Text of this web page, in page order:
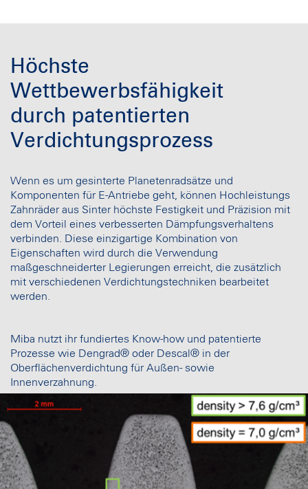
Höchste
Wettbewerbsfähigkeit
durch patentierten
Verdichtungsprozess
Wenn es um gesinterte Planetenradsätze und
Komponenten für E-Antriebe geht, können Hochleistungs
Zahnräder aus Sinter höchste Festigkeit und Präzision mit
dem Vorteil eines verbesserten Dämpfungsverhaltens
verbinden. Diese einzigartige Kombination von
Eigenschaften wird durch die Verwendung
maßgeschneiderter Legierungen erreicht, die zusätzlich
mit verschiedenen Verdichtungstechniken bearbeitet
werden.
Miba nutzt ihr fundiertes Know-how und patentierte
Prozesse wie Dengrad® oder Descal® in der
Oberflächenverdichtung für Außen- sowie
Innenverzahnung.